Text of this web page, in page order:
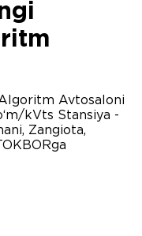
Avtosaloni
kVts Stansiya -
Zangiota,